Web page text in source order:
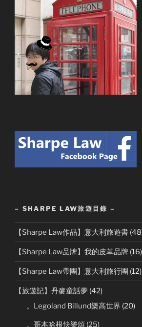
– SHARPE LAW旅遊目錄 –
【Sharpe Law作品】意大利旅遊書
【Sharpe Law品牌】我的皮革品牌 (16)
【Sharpe Law帶團】意大利旅行團 (12)
【旅遊記】丹麥童話夢 (42)
。Legoland Billund樂高世界 (20)
。哥本哈根快樂頌 (25)